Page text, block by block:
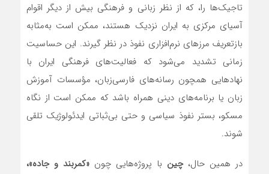
تاجیک‌ها را، که از نظر زبانی و فرهنگی بیش از دیگر اقوام
آسیای مرکزی به ایران نزدیک هستند، ممکن است به‌مثابه
بازتعریف مرزهای نرم‌افزاری نفوذ در نظر گیرند. این حساسیت
زمانی تشدید می‌شود که فعالیت‌های فرهنگی ایران با
نهادهایی همچون رسانه‌های فارسی‌زبان، مؤسسات آموزش
زبان یا برنامه‌های دینی همراه باشد که ممکن است از نگاه
مسکو، بستر نفوذ سیاسی و حتی بی‌ثباتی ایدئولوژیک تلقی
شوند.
در همین حال،چین با پروژه‌هایی چون «کمربند و جاده»،